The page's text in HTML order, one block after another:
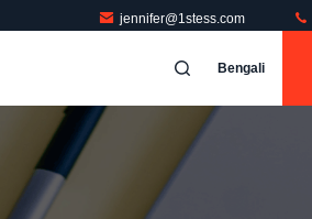
jennifer@1stess.com
Bengali